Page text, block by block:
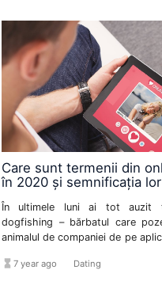
Care sunt termenii din
în 2020 și semnificația lor
În ultimele luni ai tot auzit
dogfishing – bărbatul care
animalul de companiei de pe
hourglass_full 7 year ago Dating